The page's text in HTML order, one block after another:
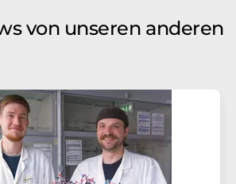
von unseren anderen